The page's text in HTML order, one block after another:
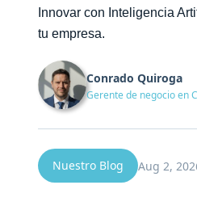
Innovar con Inteligencia
tu empresa.
Conrado Quiroga
Gerente de negocio en
Nuestro Blog Aug 2,